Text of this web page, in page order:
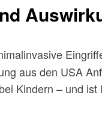
aus den USA
Kindern – und ist